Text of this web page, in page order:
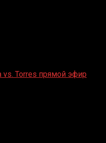
vs. Torres прямой эфир